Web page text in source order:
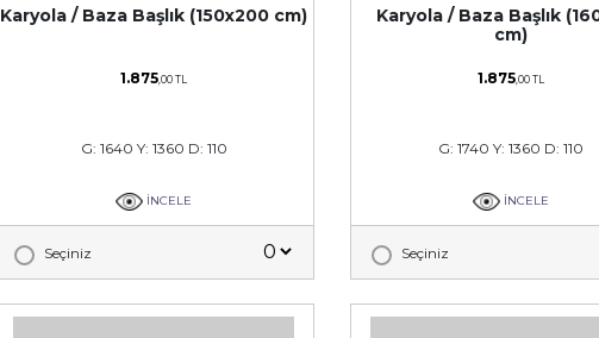
Karyola / Baza Başlık (150x200 cm)
1.875,00 TL
G: 1640 Y: 1360 D: 110
İNCELE
Seçiniz
Karyola / Baza Başlık
cm)
1.875,00 TL
G: 1740 Y: 1360 D: 110
İNCELE
Seçiniz